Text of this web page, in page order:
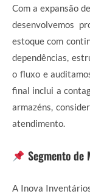
Com a expansão
desenvolvemos
estoque com
dependências,
o fluxo e
final inclui a
armazéns,
atendimento.
Segmento de
A Inova